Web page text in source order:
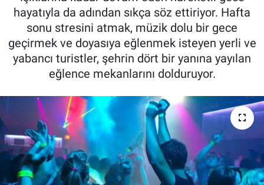
hayatıyla da adından sıkça söz ettiriyor. Hafta
sonu stresini atmak, müzik dolu bir gece
geçirmek ve doyasıya eğlenmek isteyen yerli ve
yabancı turistler, şehrin dört bir yanına yayılan
eğlence mekanlarını dolduruyor.
Haber Arşivi